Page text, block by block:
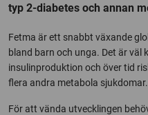
typ 2-diabetes och annan
Fetma är ett snabbt växande
bland barn och unga. Det är
insulinproduktion och över tid
flera andra metabola sjukdomar.
För att vända utvecklingen